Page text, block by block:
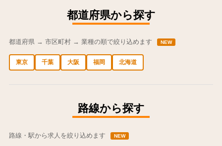
都道府県から探す
都道府県 → 市区町村 → 業種の順で絞り込めます NEW
東京 千葉 大阪 福岡 北海道
路線から探す
路線・駅から求人を絞り込めます NEW